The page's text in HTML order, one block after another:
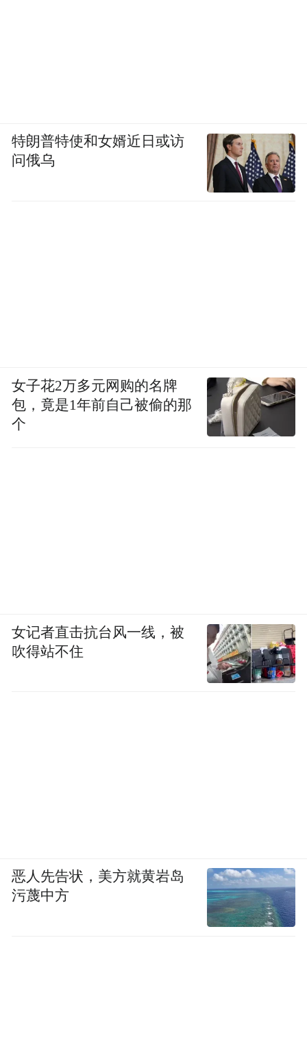
特朗普特使和女婿近日或访
问俄乌
女子花2万多元网购的名牌
包，竟是1年前自己被偷的那
个
女记者直击抗台风一线，被
吹得站不住
恶人先告状，美方就黄岩岛
污蔑中方